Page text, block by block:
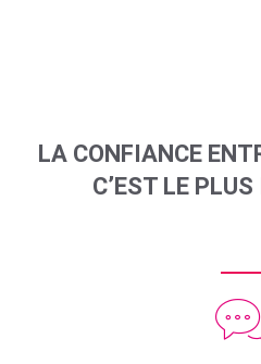
LA CONFIANCE
C’EST LE